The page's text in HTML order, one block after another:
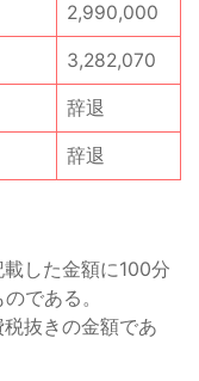
2,990,000
3,282,070
辞退
辞退
した金額に100分
である。
抜きの金額であ